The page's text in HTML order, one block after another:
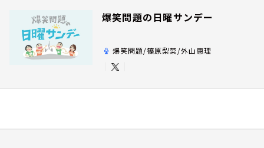
爆笑問題の日曜サンデー
爆笑問題/篠原梨菜/外山惠理